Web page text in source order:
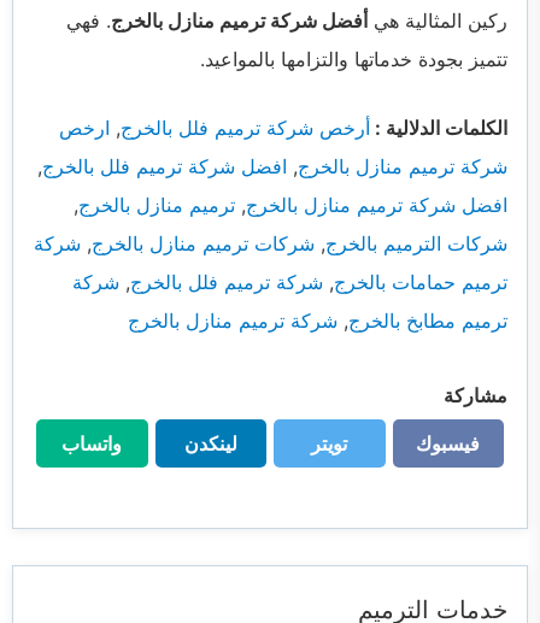
ركين المثالية هي أفضل شركة ترميم منازل بالخرج. فهي
تتميز بجودة خدماتها والتزامها بالمواعيد.
الكلمات الدلالية : أرخص شركة ترميم فلل بالخرج, ارخص
شركة ترميم منازل بالخرج, افضل شركة ترميم فلل بالخرج,
افضل شركة ترميم منازل بالخرج, ترميم منازل بالخرج,
شركات الترميم بالخرج, شركات ترميم منازل بالخرج, شركة
ترميم حمامات بالخرج, شركة ترميم فلل بالخرج, شركة
ترميم مطابخ بالخرج, شركة ترميم منازل بالخرج
مشاركة
فيسبوك
فيسبوك
تويتر
تويتر
لينكدن
لينكدن
واتساب
واتساب
خدمات الترميم